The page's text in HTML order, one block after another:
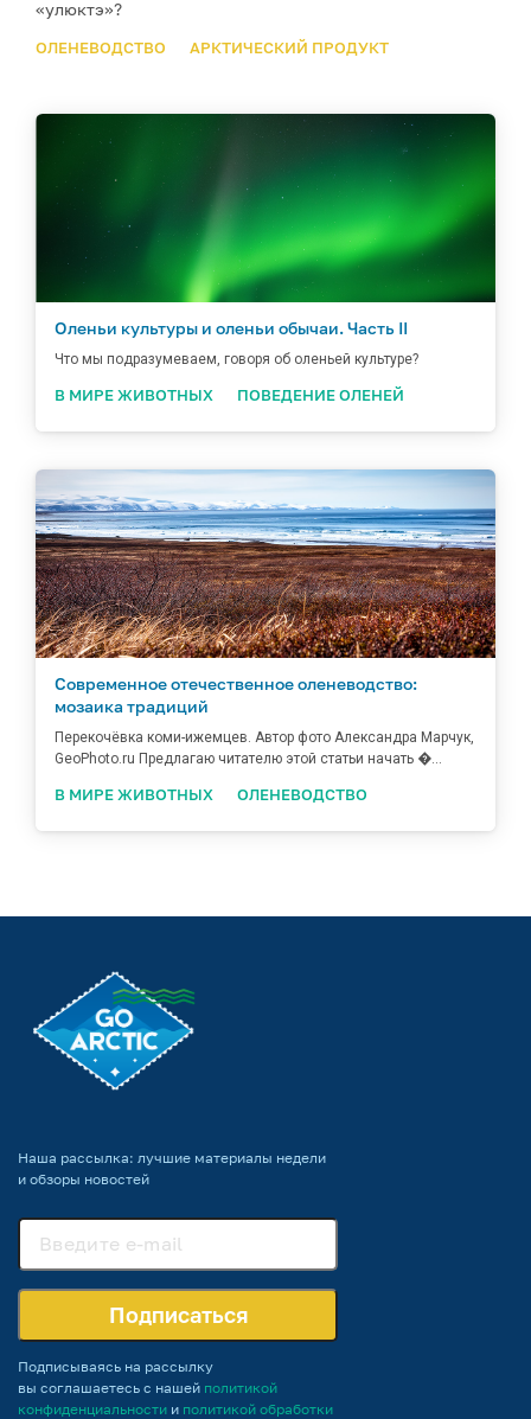
«улюктэ»?
ОЛЕНЕВОДСТВО АРКТИЧЕСКИЙ ПРОДУКТ
Оленьи культуры и оленьи обычаи. Часть II
Что мы подразумеваем, говоря об оленьей культуре?
В МИРЕ ЖИВОТНЫХ ПОВЕДЕНИЕ ОЛЕНЕЙ
Современное отечественное оленеводство:
мозаика традиций
Перекочёвка коми-ижемцев. Автор фото Александра Марчук,
GeoPhoto.ru Предлагаю читателю этой статьи начать �...
В МИРЕ ЖИВОТНЫХ ОЛЕНЕВОДСТВО
Наша рассылка: лучшие материалы недели
и обзоры новостей
Подписаться
Подписываясь на рассылку
вы соглашаетесь с нашей политикой
конфиденциальности и политикой обработки